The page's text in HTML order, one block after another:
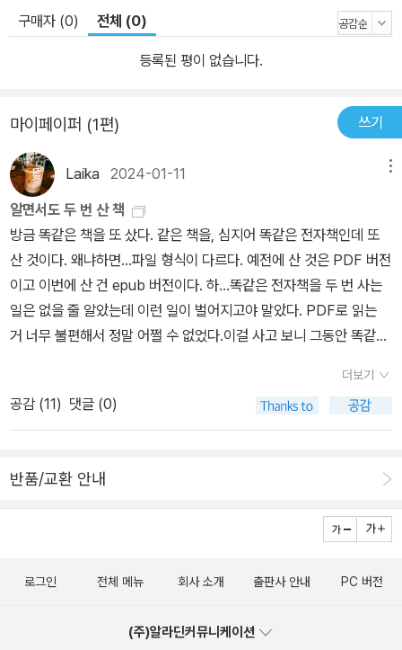
노련한 조력자의 도움을 받아 일상에 박제된 ‘가짜 나’를 멋지게 부숴
버리는 꿈을 꾼다. 퀴즈쇼 노력과 운의 아이러니한 관계를 통찰하는
『퀴즈쇼』는 현실과 환상을 넘나드는 21세기 청춘의 풍속도다. 『퀴즈
지금의 서울과 이 소설에 담겨 있는 서울의 풍속도는 놀랍도록 닮아
있는 것에 그치지 않는다. “신자유주의가 만들어놓은 소수독과점의
경제구조, 양극화현상, 비정규직의 전면화 등 ‘삶의 자본화’ 또는 ‘삶
의 생존전략화’라고 총칭할 수 있는 이 시대 젊음의 고단한 세상살
이”는 더욱 심화된 것처럼 보인다. 이 소설이 다시 출간되는 지금 여
기에서 부모를 여의고, 빚에 시달리고, 고시원을 전전하는 2022년의
이민수들은 어떻게 살고 있으며, 우리 사회는 그들을 위해 무엇을 하
고 있고 무엇을 할 수 있을까? 『퀴즈쇼』 개정판은 이러한 질문들을
우리에게 던진다. 너의 목소리가 들려 작가 스스로 우울에 침잠하여
쓴 고아들의 이야기인 『너의 목소리가 들려』는 버려진 존재들의 삶을
는 사회구조를 드러낸다. 『너의 목소리가 들려』는 지금 여기 “대폭주
사회 곳곳에 존재하고 있다는 것을. 그리고 우리 또한 세상에 내던져
점이 되는 작품집이다. 제36회 이상문학상 수상작 「옥수수와 나」, 제
수상작 「오직 두 사람」이 포함되었다. 『오직 두 사람』은 김영하 단편
구매자 (0) 전체 (0)
등록된 평이 없습니다.
마이페이퍼 (1편) 쓰기
Laika 2024-01-11
알면서도 두 번 산 책
방금 똑같은 책을 또 샀다. 같은 책을, 심지어 똑같은 전자책인데 또
산 것이다. 왜냐하면...파일 형식이 다르다. 예전에 산 것은 PDF 버전
이고 이번에 산 건 epub 버전이다. 하...똑같은 전자책을 두 번 사는
일은 없을 줄 알았는데 이런 일이 벌어지고야 말았다. PDF로 읽는
거 너무 불편해서 정말 어쩔 수 없었다.이걸 사고 보니 그동안 똑같은
으로 갖고 있다가 그걸 팔고 전자책으로 새로 산 것이다. 생각나는 책
들만 대강 검색해봤는데도 꽤 된다.-러시아 미술사 우선 <러시아 미
술사>. 이 책은 러시아 여행 가면서 들고 갔는데 다녀와서 종이책은
지 살 생각은 없었는데 러시아 여행을 추억하면서 이 책이 다시 필요
하게 되어서 아주 최근에 전자책으로 구매했다. 보통은 월초에 전자
책 캐시를 미리 구매해두고 그 안에서 전자책을 구입하는 편인데 최
았다. 그래서 이 책은 최근 들어서는 거의 유일하게 전자책 캐시가 아
서 일리야 레핀, 바실리 수리코프 그림이 참 좋다.-돈키호테 그리고 <
더보기
공감 (11) 댓글 (0)
반품/교환 안내
로그인 전체 메뉴 회사 소개 출판사 안내 PC 버전
(주)알라딘커뮤니케이션